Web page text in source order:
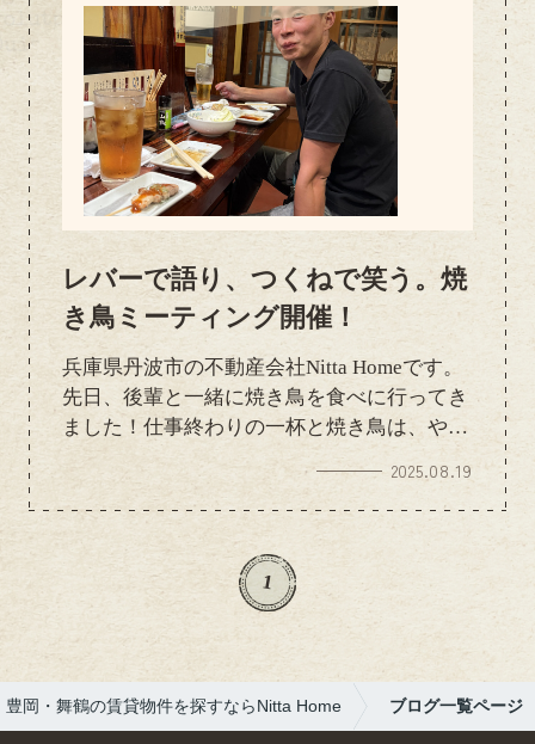
レバーで語り、つくねで笑う。焼
き鳥ミーティング開催！
兵庫県丹波市の不動産会社Nitta Homeです。
先日、後輩と一緒に焼き鳥を食べに行ってき
ました！仕事終わりの一杯と焼き鳥は、やっ
ぱり最高ですね。「今日はどの串にしようか
な？」なんて言いながら、定番のねぎまから
ちょっと珍しい部位までしっかり堪能しまし
た。普段は仕事モードの後輩とも、こうして
ざっくばらんに話せる時間は貴重で、笑いっ
ぱなしの夜に。しっかりリフレッシュできた
ので、また今日から頑張れそうです！
2025.08.19
1
豊岡・舞鶴の賃貸物件を探すならNitta Home ブログ一覧ページ